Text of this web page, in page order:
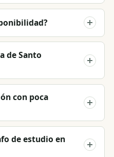
de Santo
con poca
de estudio en